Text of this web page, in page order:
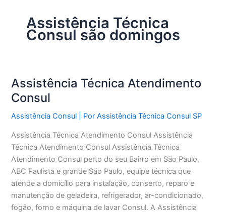
Assistência Técnica
Consul são domingos
Assistência Técnica Atendimento
Consul
Assistência Consul | PorAssistência Técnica Consul SP
Assistência Técnica Atendimento Consul Assistência
Técnica Atendimento Consul Assistência Técnica
Atendimento Consul perto do seu Bairro em São Paulo,
ABC Paulista e grande São Paulo, equipe técnica que
atende a domicílio para instalação, conserto, reparo e
manutenção de geladeira, refrigerador, ar-condicionado,
fogão, forno e máquina de lavar Consul. A Assistência